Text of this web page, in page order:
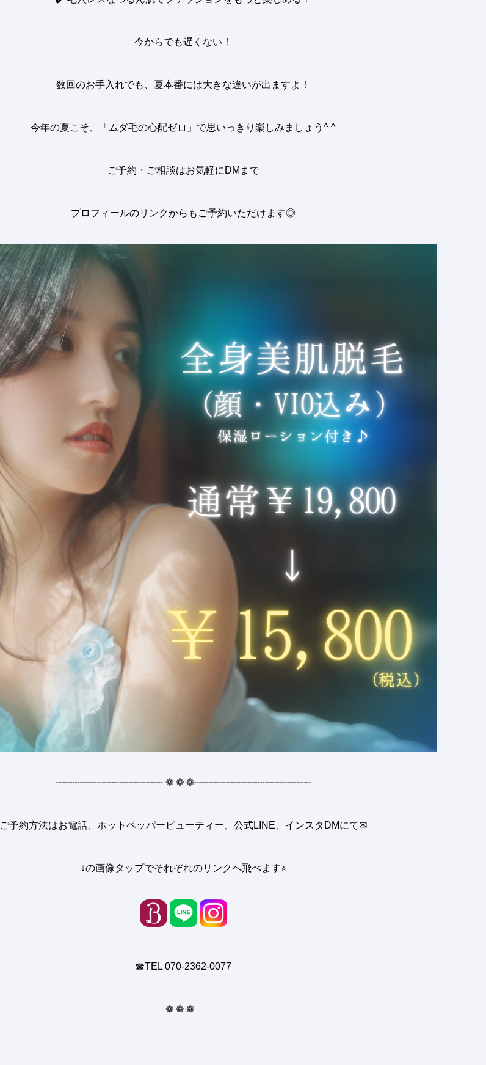
今からでも遅くない！
数回のお手入れでも、夏本番には大きな違いが出ますよ ！
今年の夏こそ、「ムダ毛の心配ゼロ」で思いっきり楽しみましょう ^ ^
ご予約・ご相談はお気軽にDMまで
プロフィールのリンクからもご予約いただけます◎
┈┈┈┈┈┈┈┈┈┈┈ ❁ ❁ ❁┈┈┈┈┈┈┈┈┈┈┈┈
ご予約方法はお電話、ホットペッパービューティー、公式LINE、インスタDMにて✉︎
↓の画像タップでそれぞれのリンクへ飛べます⭐︎
☎︎TEL 070-2362-0077
┈┈┈┈┈┈┈┈┈┈┈ ❁ ❁ ❁┈┈┈┈┈┈┈┈┈┈┈┈